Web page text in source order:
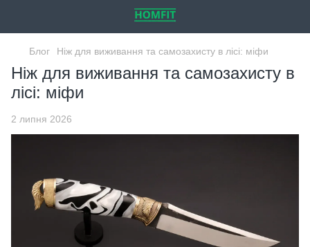
Блог Ніж для виживання та самозахисту в лісі: міфи
Ніж для виживання та самозахисту в
лісі: міфи
2 липня 2026